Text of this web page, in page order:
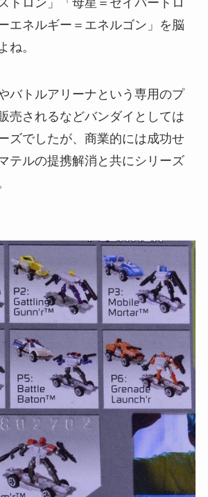
エネルギー＝エネルゴン」を脳
ね。
バトルアリーナという専用のプ
売されるなどバンダイとしては
ズでしたが、商業的には成功せ
テルの提携解消と共にシリーズ